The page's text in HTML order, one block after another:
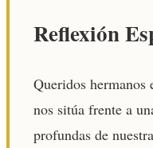
Reflexión
Queridos
nos sitúa frente a
profundas de